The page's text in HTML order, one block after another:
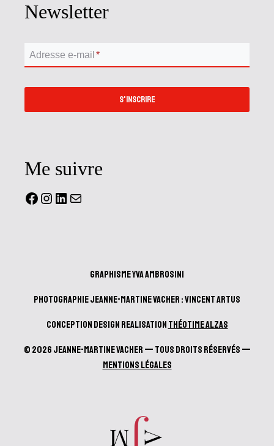
Newsletter
Adresse e-mail *
S'INSCRIRE
Me suivre
Facebook
Instagram
LinkedIn
Mail
Graphisme Yva Ambrosini
Photographie Jeanne-Martine Vacher : Vincent Artus
Conception design realisation Théotime Alzas
© 2026 Jeanne-Martine Vacher — Tous droits réservés —
Mentions Légales